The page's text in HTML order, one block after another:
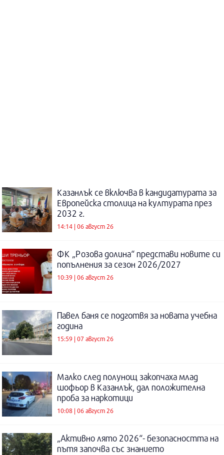
Казанлък се включва в кандидатурата за
Европейска столица на културата през
2032 г.
14:14 | 06 август 26
ФК „Розова долина“ представи новите си
попълнения за сезон 2026/2027
10:39 | 06 август 26
Павел баня се подготвя за новата учебна
година
15:59 | 07 август 26
Малко след полунощ закопчаха млад
шофьор в Казанлък, дал положителна
проба за наркотици
10:08 | 06 август 26
„Активно лято 2026“- безопасността на
пътя започва със знанието